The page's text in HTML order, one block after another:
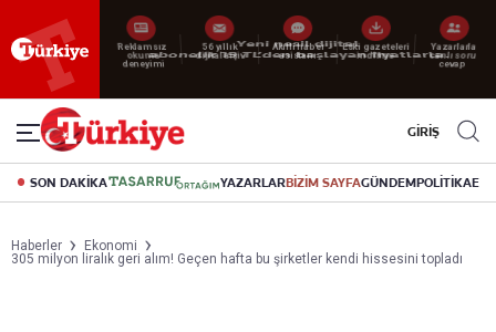
Yeni nesil dijital
abonelik 19 TL’den başlayan fiyatlarla.
GİRİŞ
SON DAKİKA YAZARLARBİZİM SAYFAGÜNDEMPOLİTİKA
Haberler
Ekonomi
305 milyon liralık geri alım! Geçen hafta bu şirketler kendi hissesini topladı